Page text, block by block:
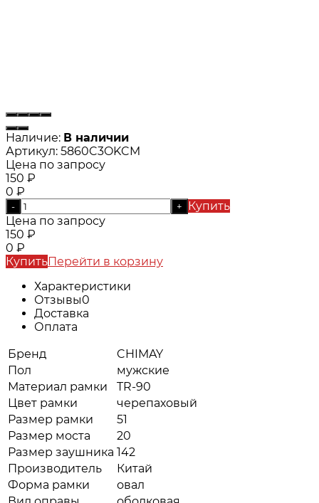
Наличие: В наличии
Артикул: 5860C3OKCM
Цена по запросу
150 ₽
0 ₽
- +
Купить
Цена по запросу
150 ₽
0 ₽
КупитьПерейти в корзину
Характеристики
Отзывы0
Доставка
Оплата
Бренд
CHIMAY
Пол
мужские
Материал рамки
TR-90
Цвет рамки
черепаховый
Размер рамки
51
Размер моста
20
Размер заушника 142
Производитель
Китай
Форма рамки
овал